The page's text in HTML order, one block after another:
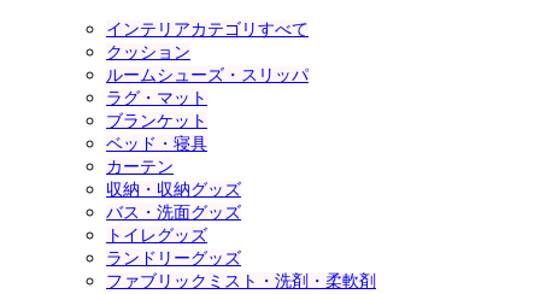
インテリアカテゴリすべて
クッション
ルームシューズ・スリッパ
ラグ・マット
ブランケット
ベッド・寝具
カーテン
収納・収納グッズ
バス・洗面グッズ
トイレグッズ
ランドリーグッズ
ファブリックミスト・洗剤・柔軟剤